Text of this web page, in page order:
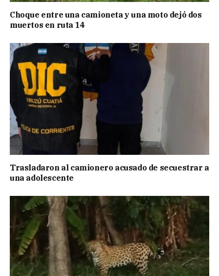
Choque entre una camioneta y una moto dejó dos
muertos en ruta 14
Trasladaron al camionero acusado de secuestrar a
una adolescente